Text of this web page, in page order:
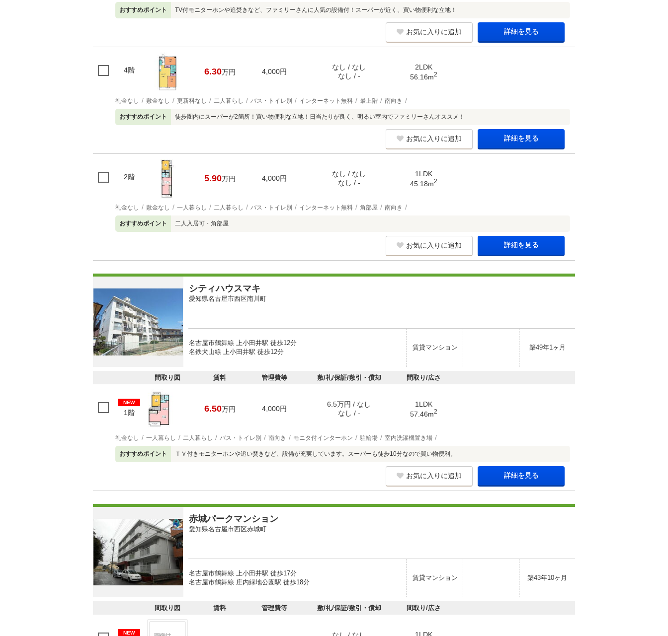
おすすめポイント TV付モニターホンや追焚きなど、ファミリーさんに人気の設備付！スーパーが近く、買い物便利な立地！
お気に入りに追加 詳細を見る
4階 6.30万円 4,000円
なし / なし
なし / -
2LDK
56.16m2
礼金なし 敷金なし 更新料なし 二人暮らし バス・トイレ別 インターネット無料 最上階 南向き
おすすめポイント 徒歩圏内にスーパーが2箇所！買い物便利な立地！日当たりが良く、明るい室内でファミリーさんオススメ！
お気に入りに追加 詳細を見る
2階 5.90万円 4,000円
なし / なし
なし / -
1LDK
45.18m2
礼金なし 敷金なし 一人暮らし 二人暮らし バス・トイレ別 インターネット無料 角部屋 南向き
おすすめポイント 二人入居可・角部屋
お気に入りに追加 詳細を見る
シティハウスマキ
愛知県名古屋市西区南川町
名古屋市鶴舞線 上小田井駅 徒歩12分
名鉄犬山線 上小田井駅 徒歩12分
賃貸マンション 築49年1ヶ月
間取り図 賃料 管理費等 敷/礼/保証/敷引・償却 間取り/広さ
NEW
1階 6.50万円 4,000円
6.5万円 / なし
なし / -
1LDK
57.46m2
礼金なし 一人暮らし 二人暮らし バス・トイレ別 南向き モニタ付インターホン 駐輪場 室内洗濯機置き場
おすすめポイント ＴＶ付きモニターホンや追い焚きなど、設備が充実しています。スーパーも徒歩10分なので買い物便利。
お気に入りに追加 詳細を見る
赤城パークマンション
愛知県名古屋市西区赤城町
名古屋市鶴舞線 上小田井駅 徒歩17分
名古屋市鶴舞線 庄内緑地公園駅 徒歩18分
賃貸マンション 築43年10ヶ月
間取り図 賃料 管理費等 敷/礼/保証/敷引・償却 間取り/広さ
NEW